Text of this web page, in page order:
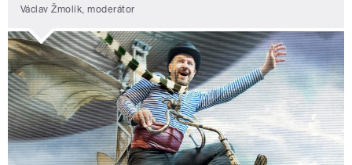
Václav Žmolík, moderátor